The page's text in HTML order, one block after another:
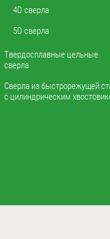
4D сверла
5D сверла
Твердосплавные цельные
сверла
Сверла из быстрорежущей
с цилиндрическим